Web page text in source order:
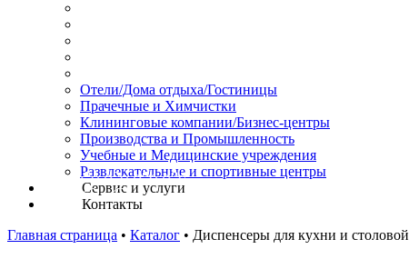
Отели/Дома отдыха/Гостиницы
Прачечные и Химчистки
Клининговые компании/Бизнес-центры
Производства и Промышленность
Учебные и Медицинские учреждения
Развлекательные и спортивные центры
Сервис и услуги
Контакты
Главная страница • Каталог • Диспенсеры для кухни и столовой